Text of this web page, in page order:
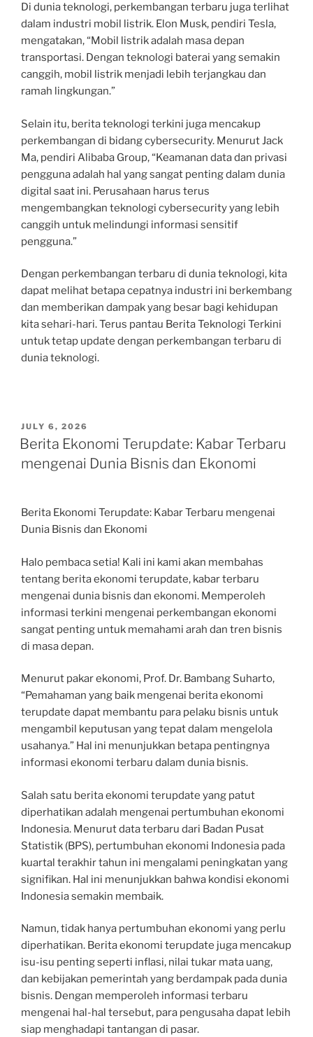
Di dunia teknologi, perkembangan terbaru juga terlihat
dalam industri mobil listrik. Elon Musk, pendiri Tesla,
mengatakan, “Mobil listrik adalah masa depan
transportasi. Dengan teknologi baterai yang semakin
canggih, mobil listrik menjadi lebih terjangkau dan
ramah lingkungan.”
Selain itu, berita teknologi terkini juga mencakup
perkembangan di bidang cybersecurity. Menurut Jack
Ma, pendiri Alibaba Group, “Keamanan data dan privasi
pengguna adalah hal yang sangat penting dalam dunia
digital saat ini. Perusahaan harus terus
mengembangkan teknologi cybersecurity yang lebih
canggih untuk melindungi informasi sensitif
pengguna.”
Dengan perkembangan terbaru di dunia teknologi, kita
dapat melihat betapa cepatnya industri ini berkembang
dan memberikan dampak yang besar bagi kehidupan
kita sehari-hari. Terus pantau Berita Teknologi Terkini
untuk tetap update dengan perkembangan terbaru di
dunia teknologi.
POSTED
ON
JULY 6, 2026
Berita Ekonomi Terupdate: Kabar Terbaru
mengenai Dunia Bisnis dan Ekonomi
Berita Ekonomi Terupdate: Kabar Terbaru mengenai
Dunia Bisnis dan Ekonomi
Halo pembaca setia! Kali ini kami akan membahas
tentang berita ekonomi terupdate, kabar terbaru
mengenai dunia bisnis dan ekonomi. Memperoleh
informasi terkini mengenai perkembangan ekonomi
sangat penting untuk memahami arah dan tren bisnis
di masa depan.
Menurut pakar ekonomi, Prof. Dr. Bambang Suharto,
“Pemahaman yang baik mengenai berita ekonomi
terupdate dapat membantu para pelaku bisnis untuk
mengambil keputusan yang tepat dalam mengelola
usahanya.” Hal ini menunjukkan betapa pentingnya
informasi ekonomi terbaru dalam dunia bisnis.
Salah satu berita ekonomi terupdate yang patut
diperhatikan adalah mengenai pertumbuhan ekonomi
Indonesia. Menurut data terbaru dari Badan Pusat
Statistik (BPS), pertumbuhan ekonomi Indonesia pada
kuartal terakhir tahun ini mengalami peningkatan yang
signifikan. Hal ini menunjukkan bahwa kondisi ekonomi
Indonesia semakin membaik.
Namun, tidak hanya pertumbuhan ekonomi yang perlu
diperhatikan. Berita ekonomi terupdate juga mencakup
isu-isu penting seperti inflasi, nilai tukar mata uang,
dan kebijakan pemerintah yang berdampak pada dunia
bisnis. Dengan memperoleh informasi terbaru
mengenai hal-hal tersebut, para pengusaha dapat lebih
siap menghadapi tantangan di pasar.